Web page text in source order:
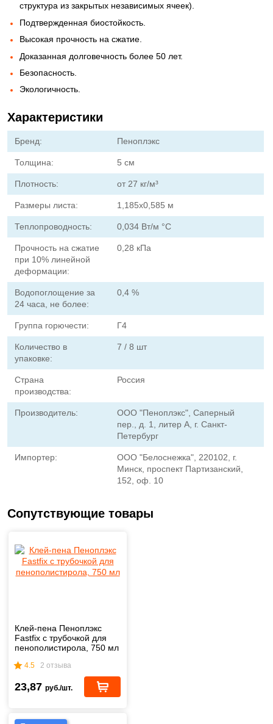
структура из закрытых независимых ячеек).
Подтвержденная биостойкость.
Высокая прочность на сжатие.
Доказанная долговечность более 50 лет.
Безопасность.
Экологичность.
Характеристики
Бренд: Пеноплэкс
Толщина: 5 см
Плотность: от 27 кг/м³
Размеры листа: 1,185х0,585 м
Теплопроводность: 0,034 Вт/м °С
Прочность на сжатие
при 10% линейной
деформации:
0,28 кПа
Водопоглощение за
24 часа, не более:
0,4 %
Группа горючести: Г4
Количество в
упаковке:
7 / 8 шт
Страна
производства:
Россия
Производитель:
ООО "Пеноплэкс", Саперный
пер., д. 1, литер А, г. Санкт-
Петербург
Импортер:
ООО "Белоснежка", 220102, г.
Минск, проспект Партизанский,
152, оф. 10
Сопутствующие товары
Клей-пена Пеноплэкс
Fastfix с трубочкой для
пенополистирола, 750 мл
4.5 2 отзыва
23,87 руб./шт.